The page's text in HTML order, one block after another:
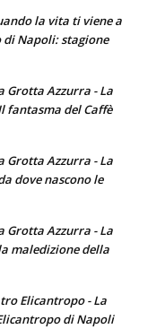
la vita ti viene a
di Napoli: stagione
Grotta Azzurra - La
fantasma del Caffè
Grotta Azzurra - La
dove nascono le
Grotta Azzurra - La
maledizione della
Elicantropo - La
di Napoli